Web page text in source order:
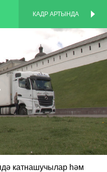
КАДР АРТЫНДА
катнашучылар һәм
КАДР АРТЫНДА